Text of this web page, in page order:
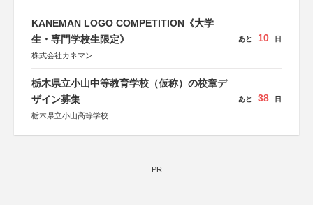
KANEMAN LOGO COMPETITION《大学
生・専門学校生限定》
株式会社カネマン
あと 10 日
栃木県立小山中等教育学校（仮称）の校章デ
ザイン募集
栃木県立小山高等学校
あと 38 日
PR